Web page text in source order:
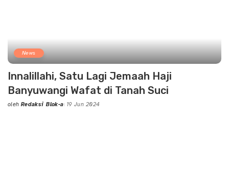
News
Innalillahi, Satu Lagi Jemaah Haji
Banyuwangi Wafat di Tanah Suci
Posted
oleh Redaksi Blok-a 19 Jun 2024